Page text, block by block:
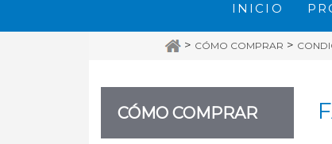
INICIO
> CÓMO COMPRAR >
CÓMO COMPRAR